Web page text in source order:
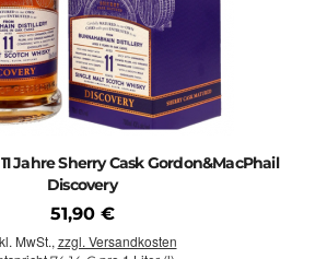
Jahre Sherry Cask Gordon&MacPhail
Discovery
51,90 €
MwSt., zzgl. Versandkosten